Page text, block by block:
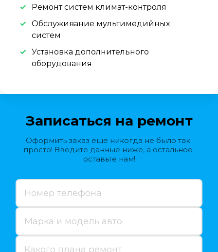
Ремонт систем климат-контроля
Обслуживание мультимедийных
систем
Установка дополнительного
оборудования
Записаться на ремонт
Оформить заказ еще никогда не было так
просто! Введите данные ниже, а остальное
оставьте нам!